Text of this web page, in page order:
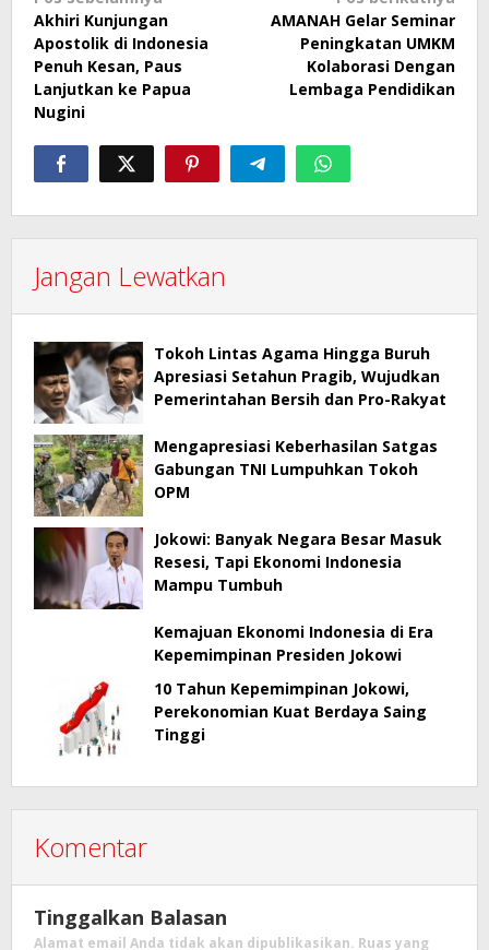
pos
Akhiri Kunjungan
Apostolik di Indonesia
Penuh Kesan, Paus
Lanjutkan ke Papua
Nugini
AMANAH Gelar Seminar
Peningkatan UMKM
Kolaborasi Dengan
Lembaga Pendidikan
Jangan Lewatkan
Tokoh Lintas Agama Hingga Buruh
Apresiasi Setahun Pragib, Wujudkan
Pemerintahan Bersih dan Pro-Rakyat
Mengapresiasi Keberhasilan Satgas
Gabungan TNI Lumpuhkan Tokoh
OPM
Jokowi: Banyak Negara Besar Masuk
Resesi, Tapi Ekonomi Indonesia
Mampu Tumbuh
Kemajuan Ekonomi Indonesia di Era
Kepemimpinan Presiden Jokowi
10 Tahun Kepemimpinan Jokowi,
Perekonomian Kuat Berdaya Saing
Tinggi
Komentar
Tinggalkan Balasan
Alamat email Anda tidak akan dipublikasikan. Ruas yang